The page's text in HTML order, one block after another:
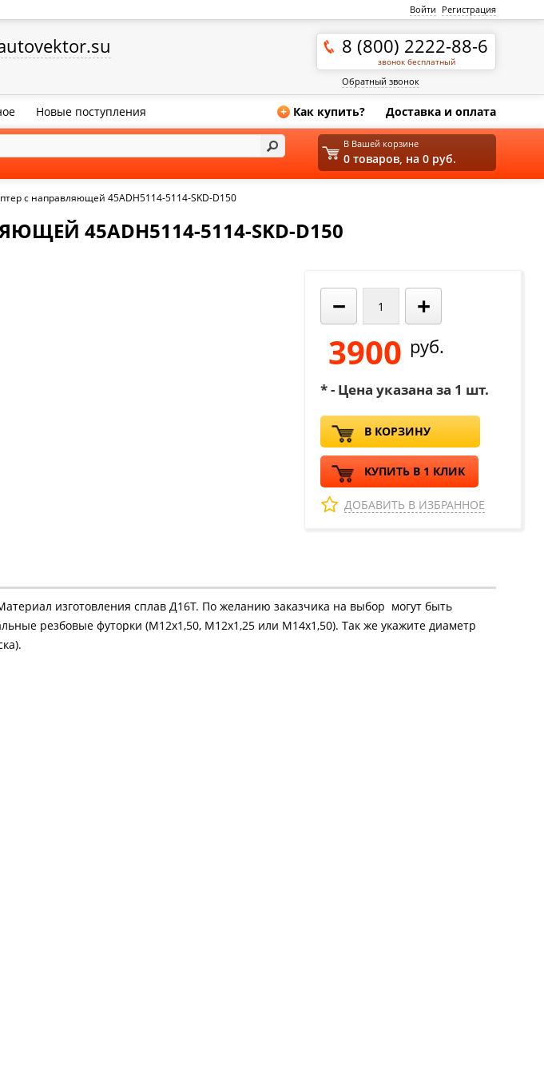
Войти Регистрация
8 (800) 2222-88-6
звонок бесплатный
Обратный звонок
Новые поступления + Как купить? Доставка и оплата
с направляющей 45ADH5114-5114-SKD-D150
45ADH5114-5114-SKD-D150
− +
3900 руб.
* - Цена указана за 1 шт.
В КОРЗИНУ
КУПИТЬ В 1 КЛИК
ДОБАВИТЬ В ИЗБРАННОЕ
изготовления сплав Д16Т. По желанию заказчика на выбор могут быть
резбовые футорки (М12х1,50, М12х1,25 или М14х1,50). Так же укажите диаметр
В Вашей корзине
0 товаров, на 0 руб.